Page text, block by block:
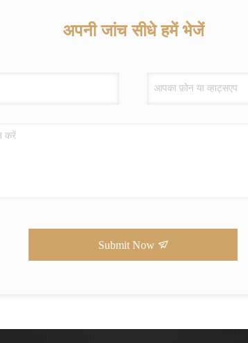
अपनी जांच सीधे हमें भेजें
Submit Now